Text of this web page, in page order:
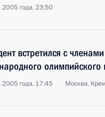
2005 года, 23:50
встретился с
олимпийского
2005 года, 17:45 Москва,